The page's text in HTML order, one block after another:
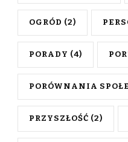
OGRÓD (2)
PORADY (4)
PORÓWNANIA
PRZYSZŁOŚĆ (2)